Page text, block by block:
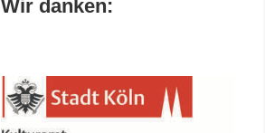
Wir danken: